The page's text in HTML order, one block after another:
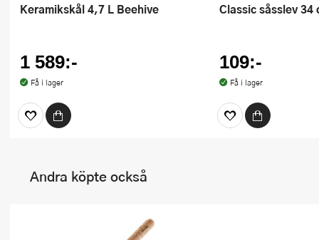
keramikskål 4,7 L Beehive
1 589:-
Få i lager
Classic såsslev
109:-
Få i lager
Andra köpte också